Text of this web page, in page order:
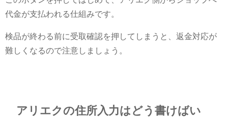
代金が支払われる仕組みです。
検品が終わる前に受取確認を押してしまうと、返金対応が
難しくなるので注意しましょう。
アリエクの住所入力はどう書けばい